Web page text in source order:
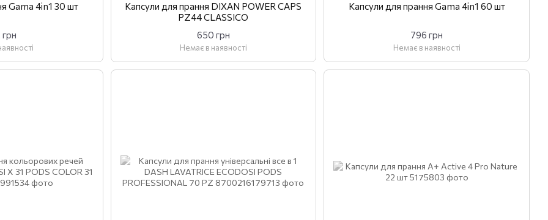
Gama 4in1 30 шт
Капсули для прання DIXAN POWER CAPS
PZ44 CLASSICO
650 грн
Немає в наявності
Капсули для прання Gama 4in1 60 шт
796 грн
Немає в наявності